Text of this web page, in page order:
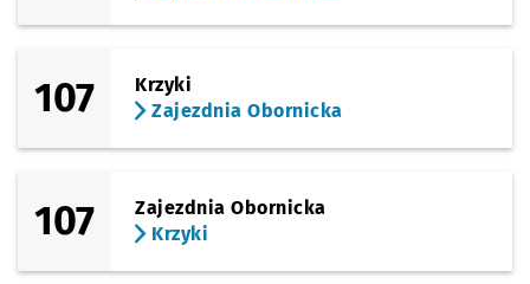
107
Krzyki
Zajezdnia Obornicka
107
Zajezdnia Obornicka
Krzyki